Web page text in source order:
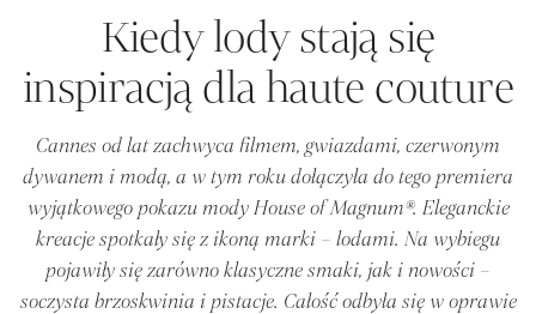
Kiedy lody stają się
inspiracją dla haute couture
Cannes od lat zachwyca filmem, gwiazdami, czerwonym
dywanem i modą, a w tym roku dołączyła do tego premiera
wyjątkowego pokazu mody House of Magnum®. Eleganckie
kreacje spotkały się z ikoną marki – lodami. Na wybiegu
pojawiły się zarówno klasyczne smaki, jak i nowości –
soczysta brzoskwinia i pistacje. Całość odbyła się w oprawie